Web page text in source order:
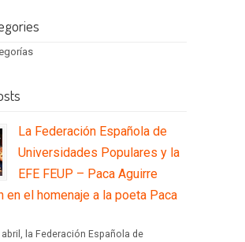
La Federación Española de
Universidades Populares y la
EFE FEUP – Paca Aguirre
en el homenaje a la poeta Paca
abril, la Federación Española de